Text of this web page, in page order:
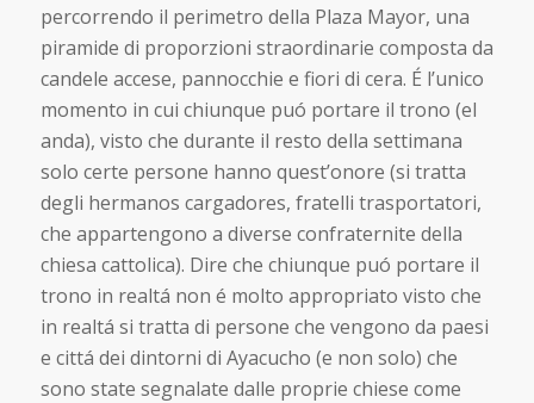
percorrendo il perimetro della Plaza Mayor, una
piramide di proporzioni straordinarie composta da
candele accese, pannocchie e fiori di cera. É l’unico
momento in cui chiunque puó portare il trono (el
anda), visto che durante il resto della settimana
solo certe persone hanno quest’onore (si tratta
degli hermanos cargadores, fratelli trasportatori,
che appartengono a diverse confraternite della
chiesa cattolica). Dire che chiunque puó portare il
trono in realtá non é molto appropriato visto che
in realtá si tratta di persone che vengono da paesi
e cittá dei dintorni di Ayacucho (e non solo) che
sono state segnalate dalle proprie chiese come